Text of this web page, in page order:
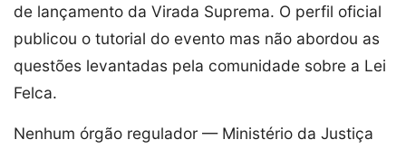
de lançamento da Virada Suprema. O perfil oficial
publicou o tutorial do evento mas não abordou as
questões levantadas pela comunidade sobre a Lei
Felca.
Nenhum órgão regulador — Ministério da Justiça